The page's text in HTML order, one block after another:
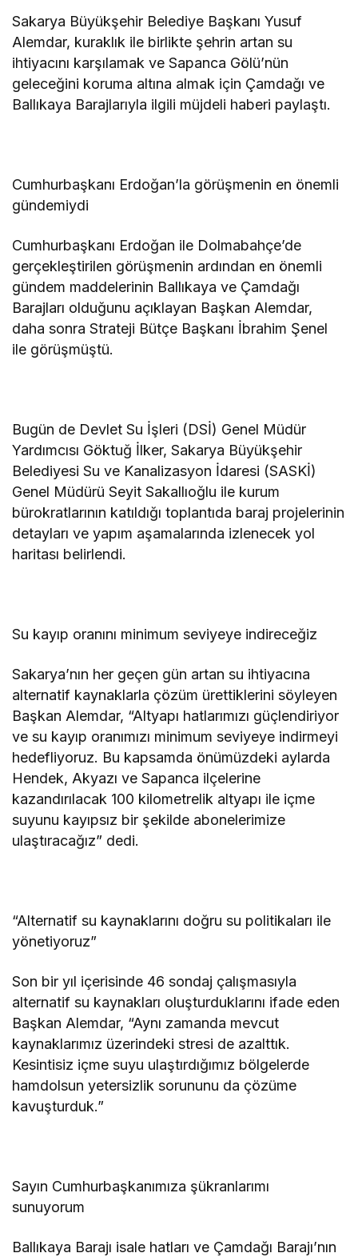
Sakarya Büyükşehir Belediye Başkanı Yusuf
Alemdar, kuraklık ile birlikte şehrin artan su
ihtiyacını karşılamak ve Sapanca Gölü’nün
geleceğini koruma altına almak için Çamdağı ve
Ballıkaya Barajlarıyla ilgili müjdeli haberi paylaştı.
Cumhurbaşkanı Erdoğan’la görüşmenin en önemli
gündemiydi
Cumhurbaşkanı Erdoğan ile Dolmabahçe’de
gerçekleştirilen görüşmenin ardından en önemli
gündem maddelerinin Ballıkaya ve Çamdağı
Barajları olduğunu açıklayan Başkan Alemdar,
daha sonra Strateji Bütçe Başkanı İbrahim Şenel
ile görüşmüştü.
Bugün de Devlet Su İşleri (DSİ) Genel Müdür
Yardımcısı Göktuğ İlker, Sakarya Büyükşehir
Belediyesi Su ve Kanalizasyon İdaresi (SASKİ)
Genel Müdürü Seyit Sakallıoğlu ile kurum
bürokratlarının katıldığı toplantıda baraj projelerinin
detayları ve yapım aşamalarında izlenecek yol
haritası belirlendi.
Su kayıp oranını minimum seviyeye indireceğiz
Sakarya’nın her geçen gün artan su ihtiyacına
alternatif kaynaklarla çözüm ürettiklerini söyleyen
Başkan Alemdar, “Altyapı hatlarımızı güçlendiriyor
ve su kayıp oranımızı minimum seviyeye indirmeyi
hedefliyoruz. Bu kapsamda önümüzdeki aylarda
Hendek, Akyazı ve Sapanca ilçelerine
kazandırılacak 100 kilometrelik altyapı ile içme
suyunu kayıpsız bir şekilde abonelerimize
ulaştıracağız” dedi.
“Alternatif su kaynaklarını doğru su politikaları ile
yönetiyoruz”
Son bir yıl içerisinde 46 sondaj çalışmasıyla
alternatif su kaynakları oluşturduklarını ifade eden
Başkan Alemdar, “Aynı zamanda mevcut
kaynaklarımız üzerindeki stresi de azalttık.
Kesintisiz içme suyu ulaştırdığımız bölgelerde
hamdolsun yetersizlik sorununu da çözüme
kavuşturduk.”
Sayın Cumhurbaşkanımıza şükranlarımı
sunuyorum
Ballıkaya Barajı isale hatları ve Çamdağı Barajı’nın